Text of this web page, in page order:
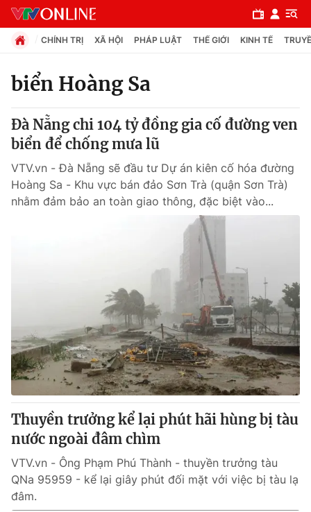
Chuyên mục
Chính trị
Xã hội
Tin tức
Thế giới đó đây
Câu chuyện quốc tế
Kinh tế
Tài chính
Thị trường
Góc doanh nghiệp
Dữ liệu và đời sống
Truyền hình
Phim VTV
Hậu trường
Nhân vật
Giải trí
Điện ảnh
Đời sống
CHÍNH TRỊ XÃ HỘI PHÁP LUẬT THẾ GIỚI KINH TẾ
biển Hoàng Sa
Đà Nẵng chi 104 tỷ đồng gia cố đường ven
biển để chống mưa lũ
VTV.vn - Đà Nẵng sẽ đầu tư Dự án kiên cố hóa đường
Hoàng Sa - Khu vực bán đảo Sơn Trà (quận Sơn Trà)
nhằm đảm bảo an toàn giao thông, đặc biệt vào...
Thuyền trưởng kể lại phút hãi hùng bị tàu
nước ngoài đâm chìm
VTV.vn - Ông Phạm Phú Thành - thuyền trưởng tàu
QNa 95959 - kể lại giây phút đối mặt với việc bị tàu lạ
đâm.